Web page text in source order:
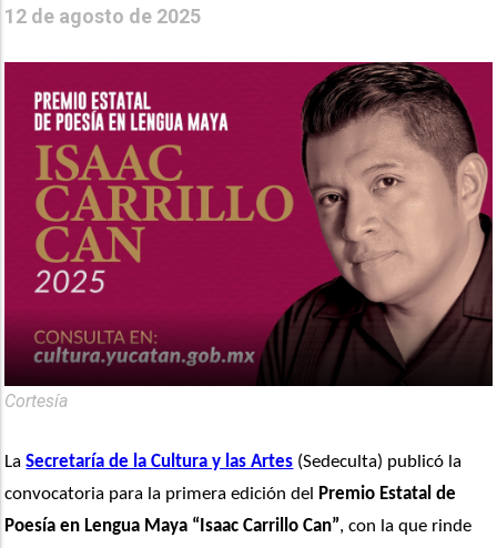
12 de agosto de 2025
Cortesía
La Secretaría de la Cultura y las Artes (Sedeculta) publicó la
convocatoria para la primera edición del Premio Estatal de
Poesía en Lengua Maya “Isaac Carrillo Can”, con la que rinde